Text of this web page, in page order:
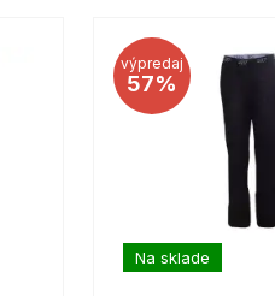
výpredaj
57%
Na sklade